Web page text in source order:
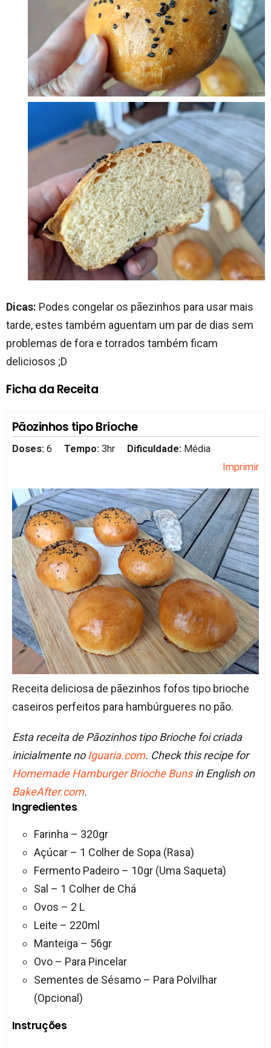
Dicas: Podes congelar os pãezinhos para usar mais
tarde, estes também aguentam um par de dias sem
problemas de fora e torrados também ficam
deliciosos ;D
Ficha da Receita
Pãozinhos tipo Brioche
Doses: 6 Tempo: 3hr Dificuldade: Média
Imprimir
Receita deliciosa de pãezinhos fofos tipo brioche
caseiros perfeitos para hambúrgueres no pão.
Esta receita de Pãozinhos tipo Brioche foi criada
inicialmente noIguaria.com. Check this recipe for
Homemade Hamburger Brioche Bunsin English on
BakeAfter.com.
Ingredientes
Farinha – 320gr
Açúcar – 1 Colher de Sopa (Rasa)
Fermento Padeiro – 10gr (Uma Saqueta)
Sal – 1 Colher de Chá
Ovos – 2 L
Leite – 220ml
Manteiga – 56gr
Ovo – Para Pincelar
Sementes de Sésamo – Para Polvilhar
(Opcional)
Instruções